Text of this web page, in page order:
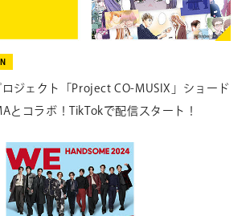
apps.apple.com/jp/app/
play.google.com/store/
short.fod.fujitv.co.jp
ジェクト「Project CO-MUSIX」ショード
とコラボ！TikTokで配信スタート！